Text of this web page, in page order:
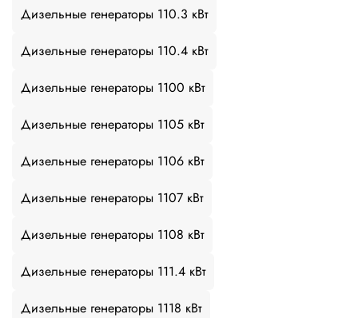
Дизельные генераторы 110.3 кВт
Дизельные генераторы 110.4 кВт
Дизельные генераторы 1100 кВт
Дизельные генераторы 1105 кВт
Дизельные генераторы 1106 кВт
Дизельные генераторы 1107 кВт
Дизельные генераторы 1108 кВт
Дизельные генераторы 111.4 кВт
Дизельные генераторы 1118 кВт